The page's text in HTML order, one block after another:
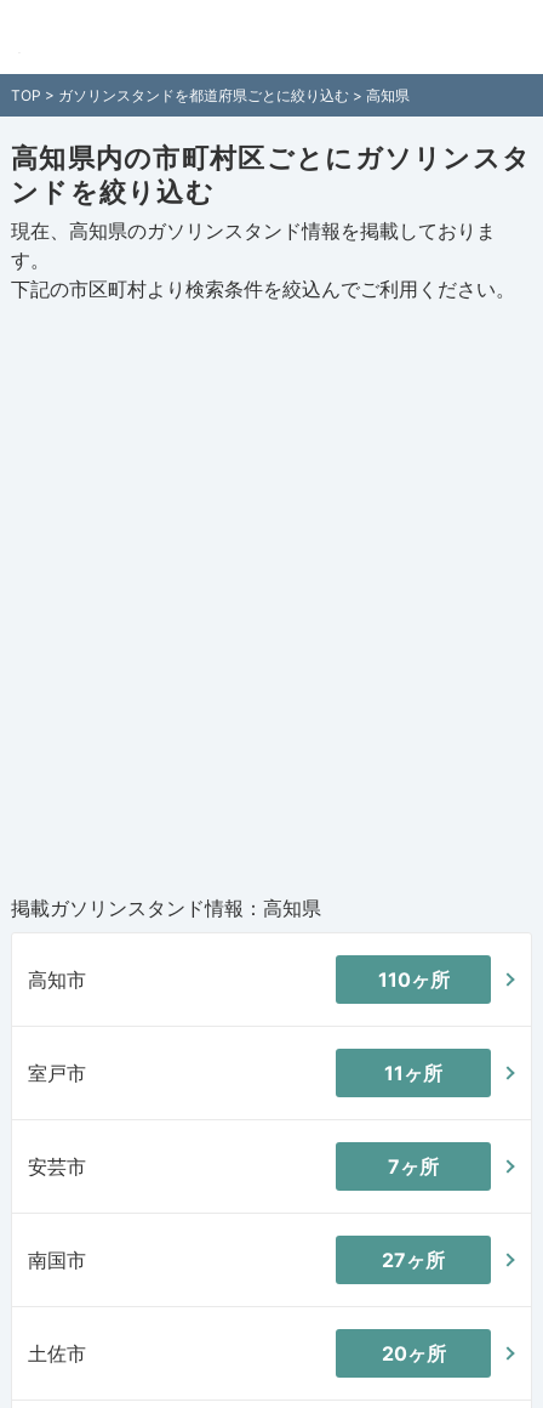
全国各地のガソリンスタンドを住所付き
でご紹介！日本全国のガソリンスタンド
検索サイト「ガソスタマップ」
TOP > ガソリンスタンドを都道府県ごとに絞り込む> 高知県
高知県内の市町村区ごとにガソリンスタ
ンドを絞り込む
現在、高知県のガソリンスタンド情報を掲載しておりま
す。
下記の市区町村より検索条件を絞込んでご利用ください。
掲載ガソリンスタンド情報：高知県
高知市 110ヶ所
室戸市 11ヶ所
安芸市 7ヶ所
南国市 27ヶ所
土佐市 20ヶ所